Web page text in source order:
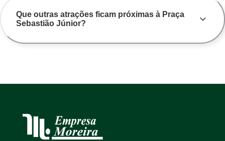
Que outras atrações ficam próximas à Praça
Sebastião Júnior?